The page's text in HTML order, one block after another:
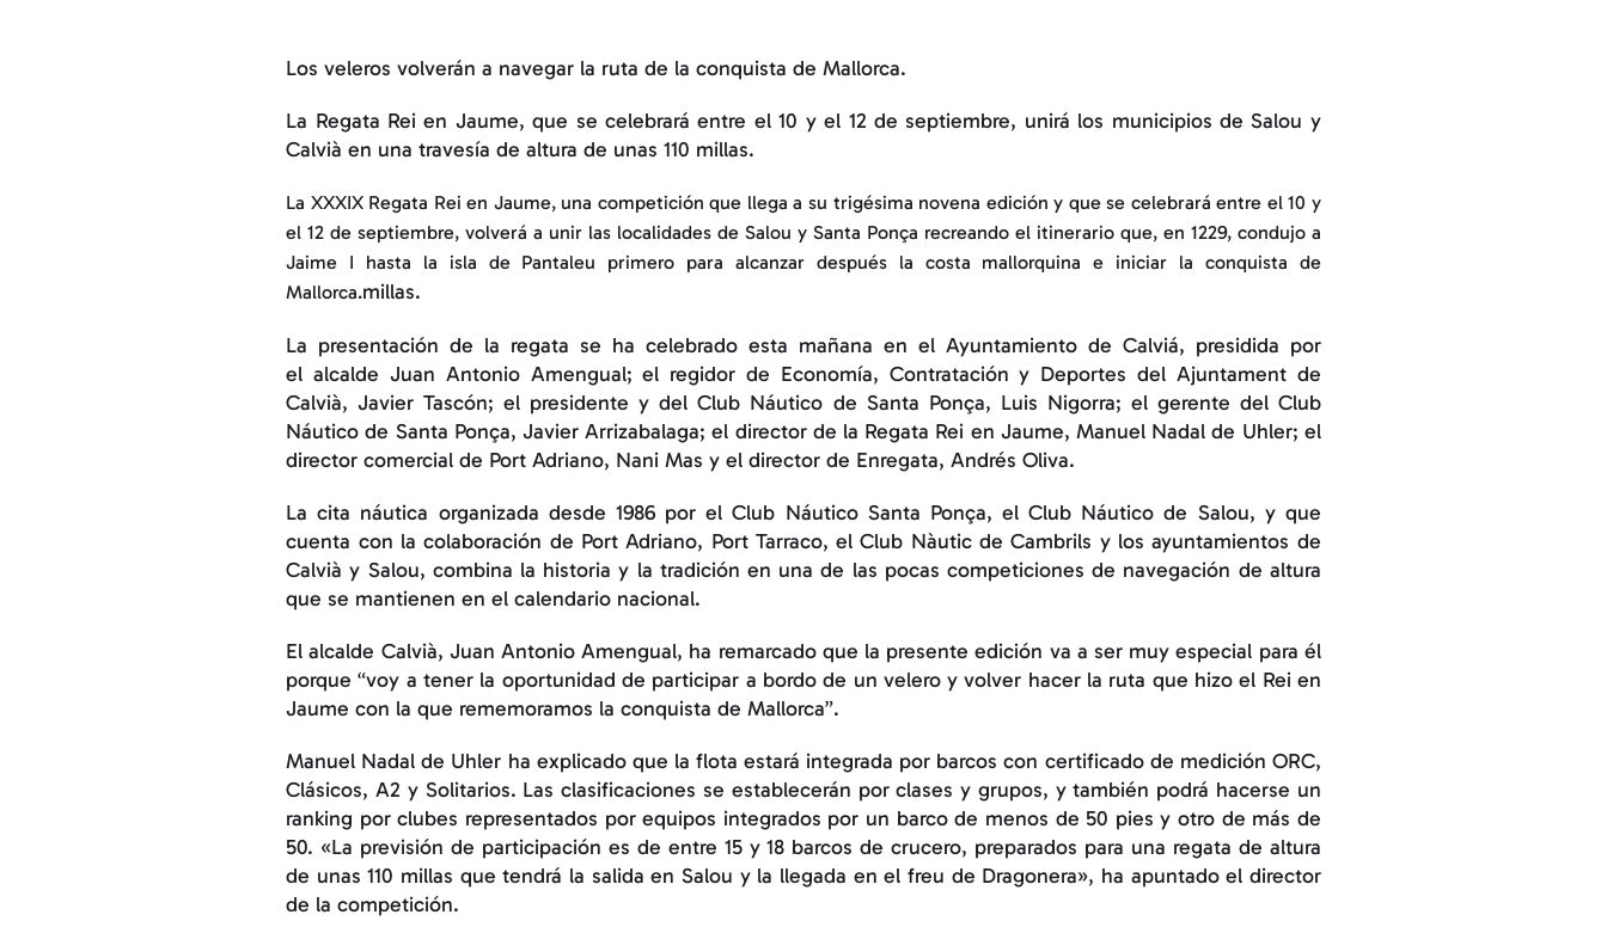
Los veleros volverán a navegar la ruta de la conquista de Mallorca.
La Regata Rei en Jaume, que se celebrará entre el 10 y el 12 de septiembre, unirá los municipios de Salou y
Calvià en una travesía de altura de unas 110 millas.
La XXXIX Regata Rei en Jaume, una competición que llega a su trigésima novena edición y que se celebrará entre el 10 y
el 12 de septiembre, volverá a unir las localidades de Salou y Santa Ponça recreando el itinerario que, en 1229, condujo a
Jaime I hasta la isla de Pantaleu primero para alcanzar después la costa mallorquina e iniciar la conquista de
Mallorca.millas.
La presentación de la regata se ha celebrado esta mañana en el Ayuntamiento de Calviá, presidida por
el alcalde Juan Antonio Amengual; el regidor de Economía, Contratación y Deportes del Ajuntament de
Calvià, Javier Tascón; el presidente y del Club Náutico de Santa Ponça, Luis Nigorra; el gerente del Club
Náutico de Santa Ponça, Javier Arrizabalaga; el director de la Regata Rei en Jaume, Manuel Nadal de Uhler; el
director comercial de Port Adriano, Nani Mas y el director de Enregata, Andrés Oliva.
La cita náutica organizada desde 1986 por el Club Náutico Santa Ponça, el Club Náutico de Salou, y que
cuenta con la colaboración de Port Adriano, Port Tarraco, el Club Nàutic de Cambrils y los ayuntamientos de
Calvià y Salou, combina la historia y la tradición en una de las pocas competiciones de navegación de altura
que se mantienen en el calendario nacional.
El alcalde Calvià, Juan Antonio Amengual, ha remarcado que la presente edición va a ser muy especial para él
porque “voy a tener la oportunidad de participar a bordo de un velero y volver hacer la ruta que hizo el Rei en
Jaume con la que rememoramos la conquista de Mallorca”.
Manuel Nadal de Uhler ha explicado que la flota estará integrada por barcos con certificado de medición ORC,
Clásicos, A2 y Solitarios. Las clasificaciones se establecerán por clases y grupos, y también podrá hacerse un
ranking por clubes representados por equipos integrados por un barco de menos de 50 pies y otro de más de
50. «La previsión de participación es de entre 15 y 18 barcos de crucero, preparados para una regata de altura
de unas 110 millas que tendrá la salida en Salou y la llegada en el freu de Dragonera», ha apuntado el director
de la competición.